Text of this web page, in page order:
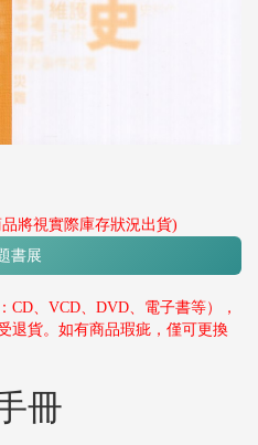
將視實際庫存狀況出貨)
書展
CD、VCD、DVD、電子書等），
退貨。如有商品瑕疵，僅可更換
冊